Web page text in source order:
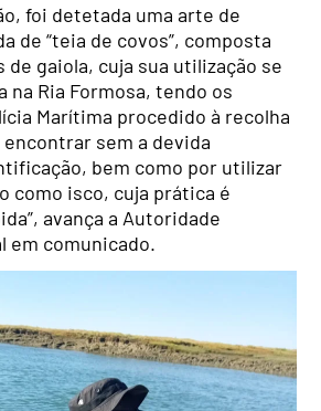
foi detetada uma arte de
de “teia de covos”, composta
de gaiola, cuja sua utilização se
na Ria Formosa, tendo os
Marítima procedido à recolha
sem a devida
bem como por utilizar
como isco, cuja prática é
avança a Autoridade
em comunicado.